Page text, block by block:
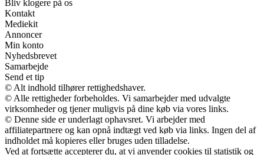
Bliv klogere på os
Kontakt
Mediekit
Annoncer
Min konto
Nyhedsbrevet
Samarbejde
Send et tip
© Alt indhold tilhører rettighedshaver.
© Alle rettigheder forbeholdes. Vi samarbejder med udvalgte
virksomheder og tjener muligvis på dine køb via vores links.
© Denne side er underlagt ophavsret. Vi arbejder med
affiliatepartnere og kan opnå indtægt ved køb via links. Ingen del af
indholdet må kopieres eller bruges uden tilladelse.
Ved at fortsætte accepterer du, at vi anvender cookies til statistik og